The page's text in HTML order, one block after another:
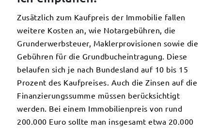
Zusätzlich zum Kaufpreis der Immobilie fallen
weitere Kosten an, wie Notargebühren, die
Grunderwerbsteuer, Maklerprovisionen sowie die
Gebühren für die Grundbucheintragung. Diese
belaufen sich je nach Bundesland auf 10 bis 15
Prozent des Kaufpreises. Auch die Zinsen auf die
Finanzierungssumme müssen berücksichtigt
werden. Bei einem Immobilienpreis von rund
200.000 Euro sollte man insgesamt etwa 20.000